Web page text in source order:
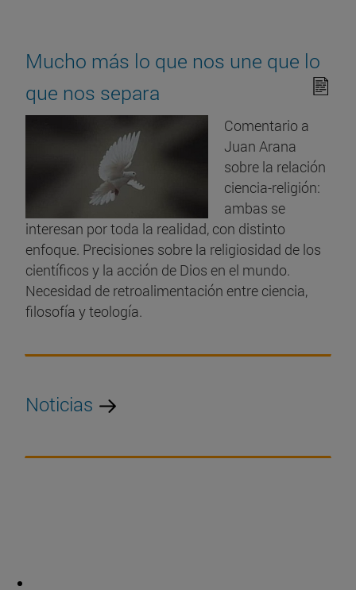
Mucho más lo que nos une que lo
que nos separa
Comentario a
Juan Arana
sobre la relación
ciencia-religión:
ambas se
interesan por toda la realidad, con distinto
enfoque. Precisiones sobre la religiosidad de los
científicos y la acción de Dios en el mundo.
Necesidad de retroalimentación entre ciencia,
filosofía y teología.
Noticias